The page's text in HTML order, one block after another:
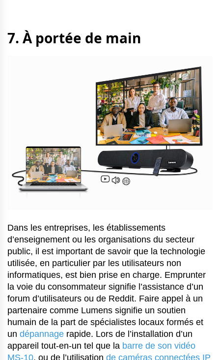
7. À portée de main
Dans les entreprises, les établissements
d’enseignement ou les organisations du secteur
public, il est important de savoir que la technologie
utilisée, en particulier par les utilisateurs non
informatiques, est bien prise en charge. Emprunter
la voie du consommateur signifie l’assistance d’un
forum d’utilisateurs ou de Reddit. Faire appel à un
partenaire comme Lumens signifie un soutien
humain de la part de spécialistes locaux formés et
un dépannage rapide. Lors de l’installation d’un
appareil tout-en-un tel que la barre de son vidéo
MS-10, ou de l’utilisation de caméras connectées IP